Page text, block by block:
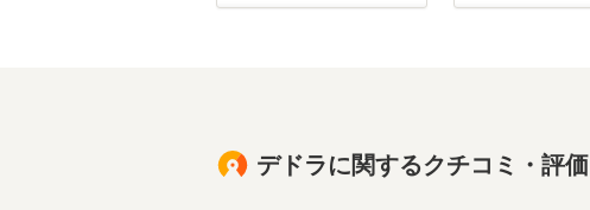
デドラに関するクチコミ・評価